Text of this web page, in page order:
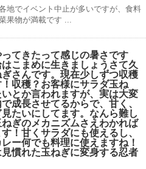
地でイベント中止が多いですが、食料
果物が満載です ...
てきたって感じの暑さです
こまめに生きましょうさて久
ぎさんです。現在少しずつ収穫
収穫？お客様にサラダ玉ね
とか言われますが、実は大変
成長させてるからで、甘く、
たいにしてます。なんら難し
ぎのメカニズムさえわかれば
！甘くサラダにも使えるし、
ー何でも料理に使えますね！
慣れた玉ねぎに変身する忍者